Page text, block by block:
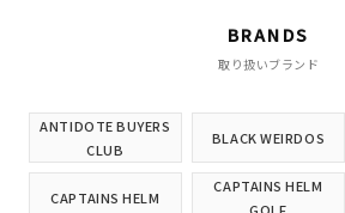
BRANDS
取り扱いブランド
ANTIDOTE BUYERS
CLUB
BLACK WEIRDOS
CAPTAINS HELM
CAPTAINS HELM
GOLF